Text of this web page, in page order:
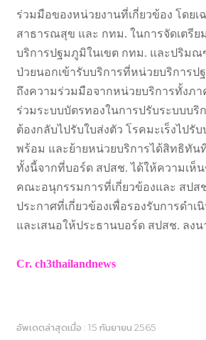
ร่วมมือของหน่วยงานที่เกี่ยวข้อง โดยเ
สาธารณสุข และ กทม. ในการจัดเตรีย
บริการปฐมภูมิในเขต กทม. และปริมณ
ป่วยนอกเข้ารับบริการที่หน่วยบริการป
ถึงความร่วมมือจากหน่วยบริการทั้งภา
ร่วมระบบบัตรทองในการปรับระบบบริ
ต้องกลับไปรับใบส่งตัว โรคมะเร็งไปรั
พร้อม และย้ายหน่วยบริการได้สิทธิทัน
ทั้งนี้จากที่บอร์ด สปสช. ได้ให้ความเห็
คณะอนุกรรมการที่เกี่ยวข้องและ สปส
ประกาศที่เกี่ยวข้องเพื่อรองรับการดำเ
และเสนอให้ประธานบอร์ด สปสช. ลงน
Cr. ch3thailandnews
อัพเดตล่าสุดเมื่อ : 15 กันยายน 2565